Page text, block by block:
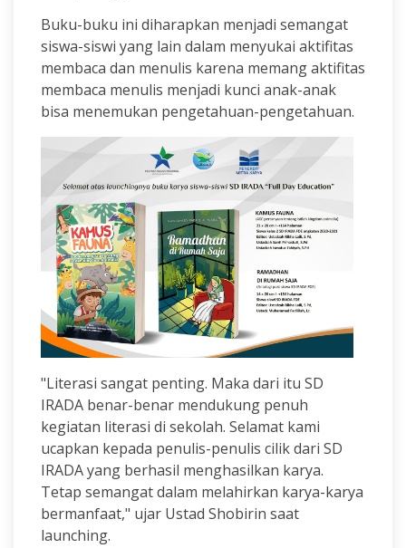
Buku-buku ini diharapkan menjadi semangat
siswa-siswi yang lain dalam menyukai aktifitas
membaca dan menulis karena memang aktifitas
membaca menulis menjadi kunci anak-anak
bisa menemukan pengetahuan-pengetahuan.
"Literasi sangat penting. Maka dari itu SD
IRADA benar-benar mendukung penuh
kegiatan literasi di sekolah. Selamat kami
ucapkan kepada penulis-penulis cilik dari SD
IRADA yang berhasil menghasilkan karya.
Tetap semangat dalam melahirkan karya-karya
bermanfaat," ujar Ustad Shobirin saat
launching.